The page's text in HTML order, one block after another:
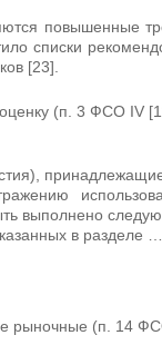
повышенные
списки
[23].
(п. 3 ФСО IV
выполнено
в разделе …
рыночные (п. 14